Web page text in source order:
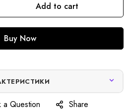
Add to cart
Buy Now
a Question Share